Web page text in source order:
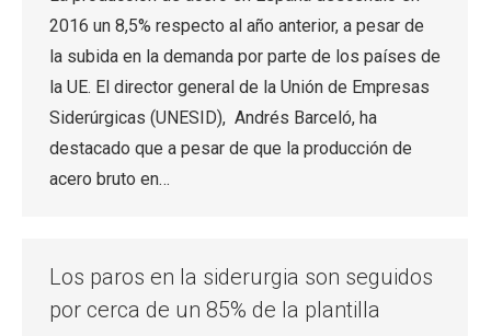
2016 un 8,5% respecto al año anterior, a pesar de
la subida en la demanda por parte de los países de
la UE. El director general de la Unión de Empresas
Siderúrgicas (UNESID), Andrés Barceló, ha
destacado que a pesar de que la producción de
acero bruto en…
Los paros en la siderurgia son seguidos
por cerca de un 85% de la plantilla